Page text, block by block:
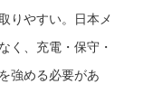
りやすい。日本メ
く、充電・保守・
強める必要があ